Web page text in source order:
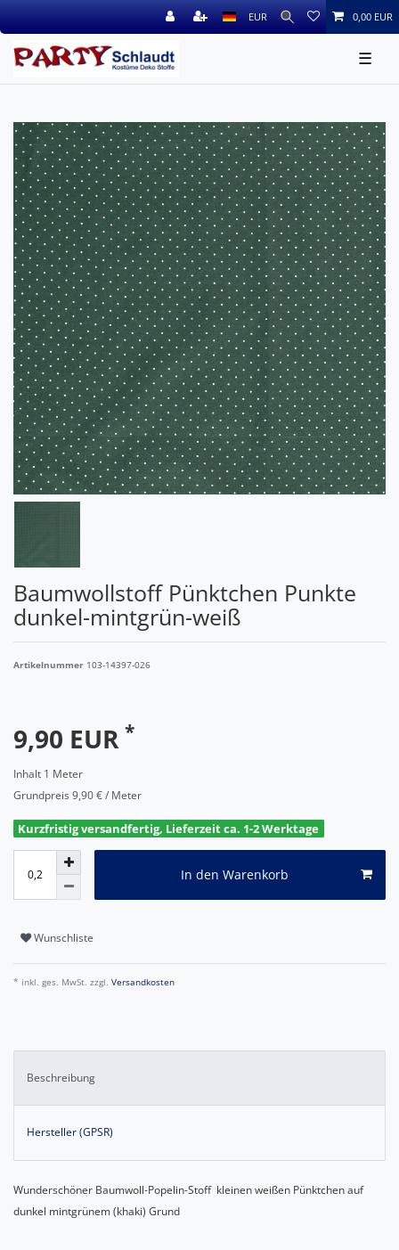
EUR 0,00 EUR
☰
Baumwollstoff Pünktchen Punkte
dunkel-mintgrün-weiß
Artikelnummer 103-14397-026
9,90 EUR *
Inhalt 1 Meter
Grundpreis 9,90 € / Meter
Kurzfristig versandfertig, Lieferzeit ca. 1-2 Werktage
In den Warenkorb
Wunschliste
* inkl. ges. MwSt. zzgl. Versandkosten
Beschreibung
Hersteller (GPSR)
Wunderschöner Baumwoll-Popelin-Stoff kleinen weißen Pünktchen auf
dunkel mintgrünem (khaki) Grund